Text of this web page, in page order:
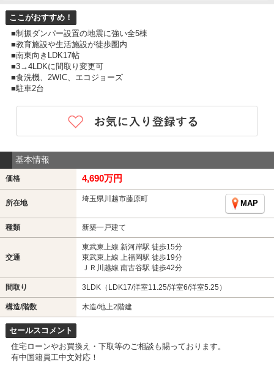
ここがおすすめ！
■制振ダンパー設置の地震に強い全5棟
■教育施設や生活施設が徒歩圏内
■南東向きLDK17帖
■3→4LDKに間取り変更可
■食洗機、2WIC、エコジョーズ
■駐車2台
基本情報
価格 4,690万円
所在地 埼玉県川越市藤原町
MAP
種類 新築一戸建て
交通
東武東上線 新河岸駅 徒歩15分
東武東上線 上福岡駅 徒歩19分
ＪＲ川越線 南古谷駅 徒歩42分
間取り 3LDK（LDK17/洋室11.25/洋室6/洋室5.25）
構造/階数 木造/地上2階建
セールスコメント
住宅ローンやお買換え・下取等のご相談も賜っております。
有中国籍員工中文対応！